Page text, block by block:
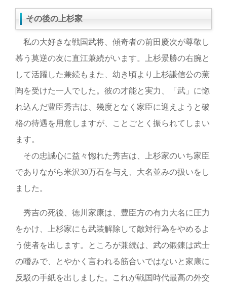
その後の上杉家
私の大好きな戦国武将、傾奇者の前田慶次が尊敬し
慕う莫逆の友に直江兼続がいます。上杉景勝の右腕と
して活躍した兼続もまた、幼き頃より上杉謙信公の薫
陶を受けた一人でした。彼の才能と実力、「武」に惚
れ込んだ豊臣秀吉は、幾度となく家臣に迎えようと破
格の待遇を用意しますが、ことごとく振られてしまい
ます。
その忠誠心に益々惚れた秀吉は、上杉家のいち家臣
でありながら米沢30万石を与え、大名並みの扱いをし
ました。
秀吉の死後、徳川家康は、豊臣方の有力大名に圧力
をかけ、上杉家にも武装解除して敵対行為をやめるよ
う使者を出します。ところが兼続は、武の鍛錬は武士
の嗜みで、とやかく言われる筋合いではないと家康に
反駁の手紙を出しました。これが戦国時代最高の外交